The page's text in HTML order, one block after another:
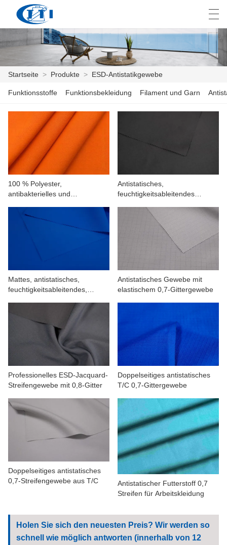
STARTSEITE
PRODUKTE
ANPASSUNG
ÜBER UNS
NACHRICHTEN
العربية česky Deutsch
Startseite > Produkte > ESD-Antistatikgewebe
Funktionsstoffe Funktionsbekleidung Filament und Garn
100 % Polyester,
antibakterielles und
Strickgewebe
Antistatisches,
feuchtigkeitsableitendes
Maschenweite
Mattes, antistatisches,
feuchtigkeitsableitendes,
Antistatisches Gewebe mit
elastischem 0,7-Gittergewebe
Professionelles ESD-Jacquard-
Streifengewebe mit 0,8-Gitter
Doppelseitiges antistatisches
T/C 0,7-Gittergewebe
Doppelseitiges antistatisches
0,7-Streifengewebe aus T/C
Antistatischer Futterstoff 0,7
Streifen für Arbeitskleidung
Holen Sie sich den neuesten Preis? Wir werden so
schnell wie möglich antworten (innerhalb von 12